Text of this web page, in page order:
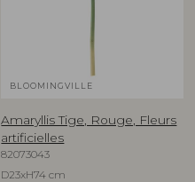
BLOOMINGVILLE
Amaryllis Tige, Rouge, Fleurs
artificielles
82073043
D23xH74 cm